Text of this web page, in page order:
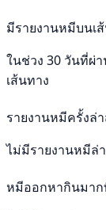
มีรายงานหมีบนเ
ในช่วง 30 วันที่ผ่
เส้นทาง
รายงานหมีครั้งล่
ไม่มีรายงานหมีล่
หมีออกหากินมาก